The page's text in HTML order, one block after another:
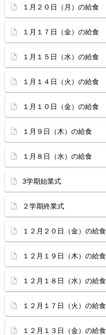
１月２０日（月）の給食
１月１７日（金）の給食
１月１５日（水）の給食
１月１４日（火）の給食
１月１０日（金）の給食
１月９日（木）の給食
１月８日（水）の給食
3学期始業式
２学期終業式
１２月２０日（金）の給食
１２月１９日（木）の給食
１２月１８日（水）の給食
１２月１７日（火）の給食
１２月１３日（金）の給食